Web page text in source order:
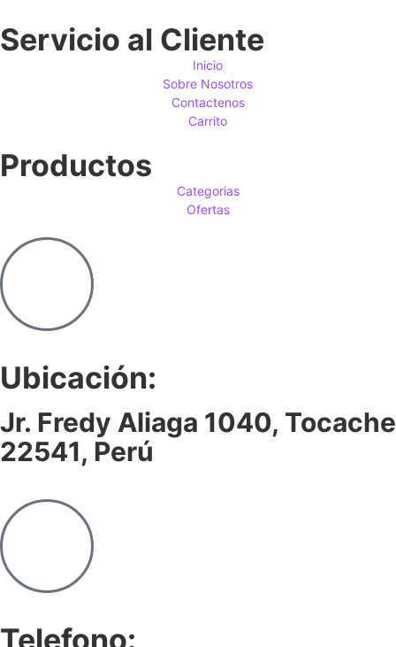
Servicio al Cliente
Inicio
Sobre Nosotros
Contactenos
Carrito
Productos
Categorias
Ofertas
Ubicación:
Jr. Fredy Aliaga 1040, Tocache
22541, Perú
Telefono: